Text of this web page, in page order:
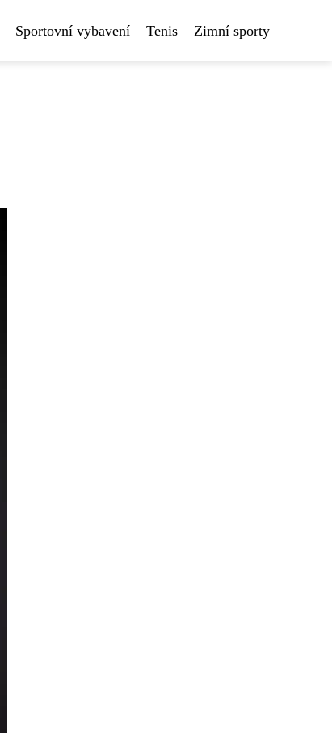
Sportovní vybavení Tenis Zimní sporty